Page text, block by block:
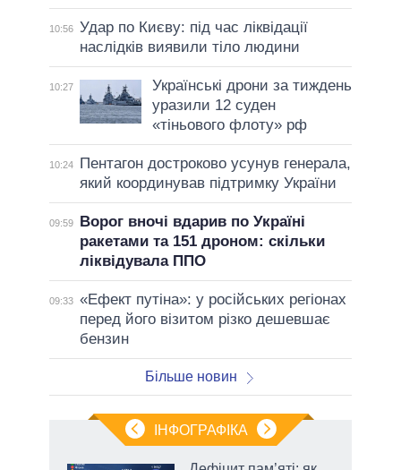
10:56 Удар по Києву: під час ліквідації
наслідків виявили тіло людини
10:27
Українські дрони за тиждень
уразили 12 суден
«тіньового флоту» рф
10:24
Пентагон достроково усунув генерала,
який координував підтримку України
09:59
Ворог вночі вдарив по Україні
ракетами та 151 дроном: скільки
ліквідувала ППО
09:33 «Ефект путіна»: у російських регіонах
перед його візитом різко дешевшає
бензин
Більше новин
ІНФОГРАФІКА